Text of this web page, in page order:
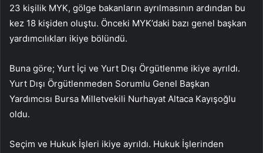
23 kişilik MYK, gölge bakanların ayrılmasının ardından bu
kez 18 kişiden oluştu. Önceki MYK’daki bazı genel başkan
yardımcılıkları ikiye bölündü.
Buna göre; Yurt İçi ve Yurt Dışı Örgütlenme ikiye ayrıldı.
Yurt Dışı Örgütlenmeden Sorumlu Genel Başkan
Yardımcısı Bursa Milletvekili Nurhayat Altaca Kayışoğlu
oldu.
Seçim ve Hukuk İşleri ikiye ayrıldı. Hukuk İşlerinden